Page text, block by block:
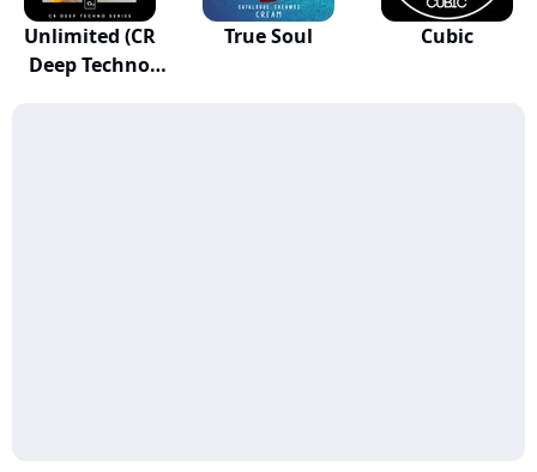
Unlimited (CR
Deep Techno
True Soul Cubic